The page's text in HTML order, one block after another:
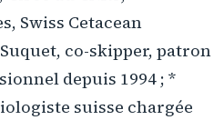
Swiss Cetacean
co-skipper, patron
depuis 1994 ; *
suisse chargée